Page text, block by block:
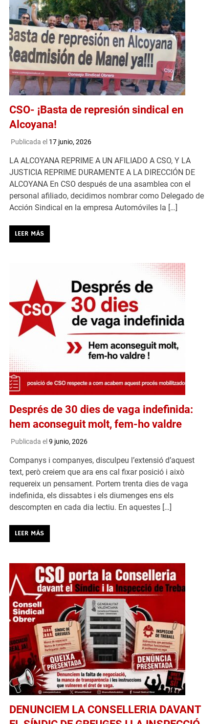
CSO- ¡Basta de represión sindical en
Alcoyana!
Publicada el 17 junio, 2026
LA ALCOYANA REPRIME A UN AFILIADO A CSO, Y LA
JUSTICIA REPRIME DURAMENTE A LA DIRECCIÓN DE
ALCOYANA En CSO después de una asamblea con el
personal afiliado, decidimos nombrar como Delegado de
Acción Sindical en la empresa Automóviles la […]
LEER MÁS
Després de 30 dies de vaga indefinida:
hem aconseguit molt, fem-ho valdre
Publicada el 9 junio, 2026
Companys i companyes, disculpeu l’extensió d’aquest
text, però creiem que ara ens cal fixar posició i això
requereix un pensament. Portem trenta dies de vaga
indefinida, els dissabtes i els diumenges ens els
descompten en cada dia lectiu. En aquestes […]
LEER MÁS
DENUNCIEM LA CONSELLERIA DAVANT